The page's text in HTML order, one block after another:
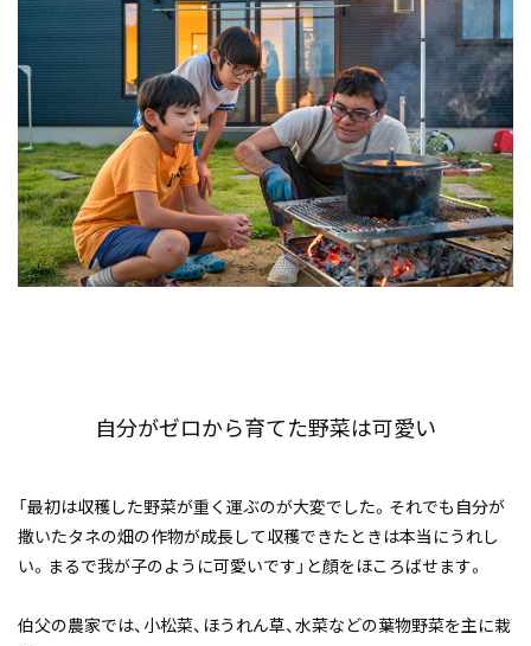
自分がゼロから育てた野菜は可愛い
「最初は収穫した野菜が重く運ぶのが大変でした。それでも自分が
撒いたタネの畑の作物が成長して収穫できたときは本当にうれし
い。まるで我が子のように可愛いです」と顔をほころばせます。
伯父の農家では、小松菜、ほうれん草、水菜などの葉物野菜を主に栽